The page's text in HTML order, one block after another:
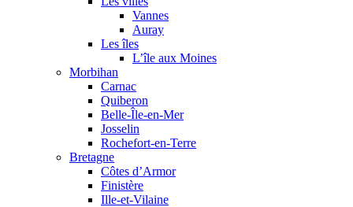
Vannes
Auray
Les îles
L’île aux Moines
Morbihan
Carnac
Quiberon
Belle-Île-en-Mer
Josselin
Rochefort-en-Terre
Bretagne
Côtes d’Armor
Finistère
Ille-et-Vilaine